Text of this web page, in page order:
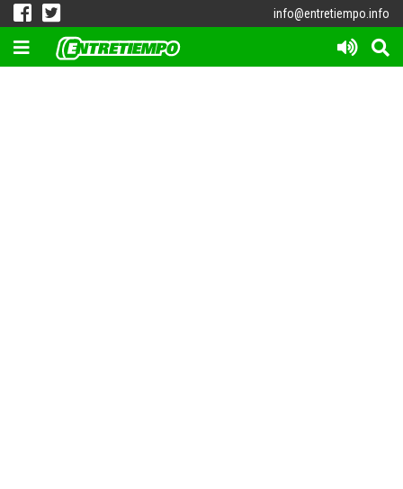
info@entretiempo.info